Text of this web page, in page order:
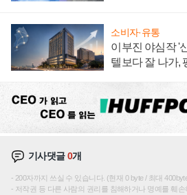
소비자·유통
이부진 야심작 '
텔보다 잘 나가,
기사댓글0개
200자까지 쓰실 수 있습니다. (현재 0 byte / 최대
저작권 등 다른 사람의 권리를 침해하거나 명예를 훼